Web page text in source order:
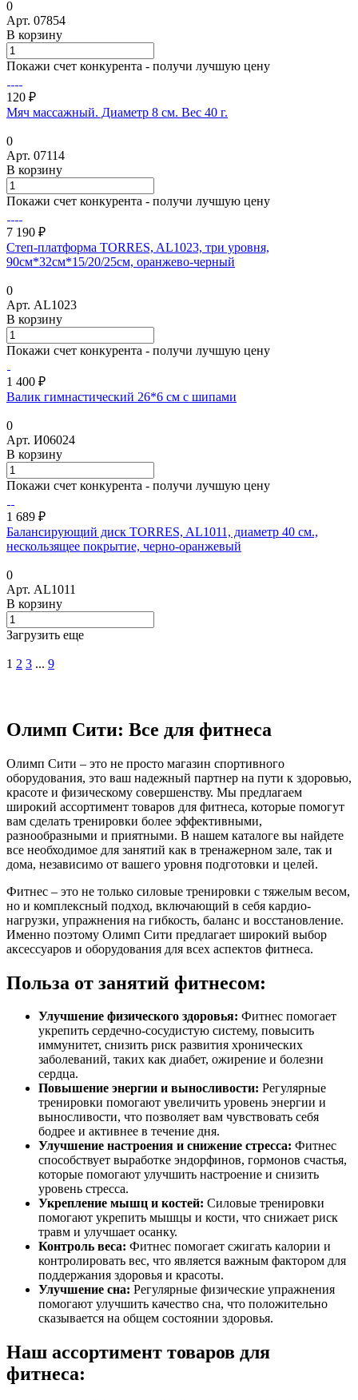
0
Арт. 07854
В корзину
Покажи счет конкурента - получи лучшую цену
120 ₽
Мяч массажный. Диаметр 8 см. Вес 40 г.
0
Арт. 07114
В корзину
Покажи счет конкурента - получи лучшую цену
7 190 ₽
Степ-платформа TORRES, AL1023, три уровня,
90см*32см*15/20/25см, оранжево-черный
0
Арт. AL1023
В корзину
Покажи счет конкурента - получи лучшую цену
1 400 ₽
Валик гимнастический 26*6 см с шипами
0
Арт. И06024
В корзину
Покажи счет конкурента - получи лучшую цену
1 689 ₽
Балансирующий диск TORRES, AL1011, диаметр 40 см.,
нескользящее покрытие, черно-оранжевый
0
Арт. AL1011
В корзину
Загрузить еще
1 2 3 ... 9
Олимп Сити: Все для фитнеса
Олимп Сити – это не просто магазин спортивного
оборудования, это ваш надежный партнер на пути к здоровью,
красоте и физическому совершенству. Мы предлагаем
широкий ассортимент товаров для фитнеса, которые помогут
вам сделать тренировки более эффективными,
разнообразными и приятными. В нашем каталоге вы найдете
все необходимое для занятий как в тренажерном зале, так и
дома, независимо от вашего уровня подготовки и целей.
Фитнес – это не только силовые тренировки с тяжелым весом,
но и комплексный подход, включающий в себя кардио-
нагрузки, упражнения на гибкость, баланс и восстановление.
Именно поэтому Олимп Сити предлагает широкий выбор
аксессуаров и оборудования для всех аспектов фитнеса.
Польза от занятий фитнесом:
Улучшение физического здоровья: Фитнес помогает
укрепить сердечно-сосудистую систему, повысить
иммунитет, снизить риск развития хронических
заболеваний, таких как диабет, ожирение и болезни
сердца.
Повышение энергии и выносливости: Регулярные
тренировки помогают увеличить уровень энергии и
выносливости, что позволяет вам чувствовать себя
бодрее и активнее в течение дня.
Улучшение настроения и снижение стресса: Фитнес
способствует выработке эндорфинов, гормонов счастья,
которые помогают улучшить настроение и снизить
уровень стресса.
Укрепление мышц и костей: Силовые тренировки
помогают укрепить мышцы и кости, что снижает риск
травм и улучшает осанку.
Контроль веса: Фитнес помогает сжигать калории и
контролировать вес, что является важным фактором для
поддержания здоровья и красоты.
Улучшение сна: Регулярные физические упражнения
помогают улучшить качество сна, что положительно
сказывается на общем состоянии здоровья.
Наш ассортимент товаров для
фитнеса: